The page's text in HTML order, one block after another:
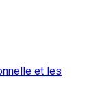
et les